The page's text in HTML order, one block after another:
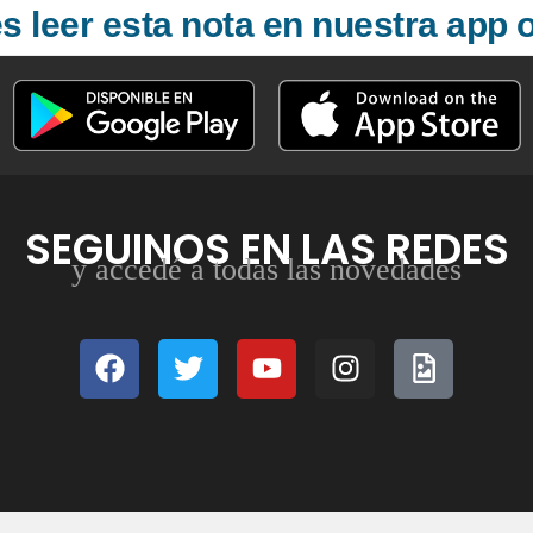
leer esta nota en nuestra app
SEGUINOS EN LAS REDES
y accedé a todas las novedades